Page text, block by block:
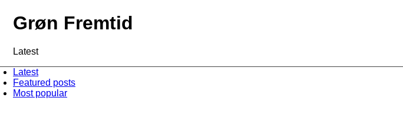
Grøn Fremtid
Latest
Latest
Featured posts
Most popular